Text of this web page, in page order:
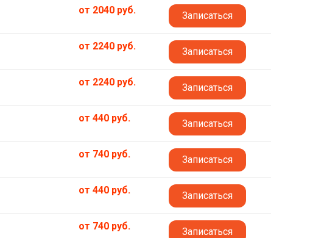
от 2040 руб. Записаться
от 2240 руб. Записаться
от 2240 руб. Записаться
от 440 руб. Записаться
от 740 руб. Записаться
от 440 руб. Записаться
от 740 руб. Записаться